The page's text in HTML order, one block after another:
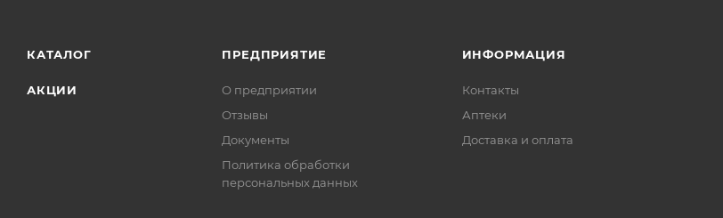
КАТАЛОГ
АКЦИИ
ПРЕДПРИЯТИЕ
О предприятии
Отзывы
Документы
Политика обработки
персональных данных
ИНФОРМАЦИЯ
Контакты
Аптеки
Доставка и оплата